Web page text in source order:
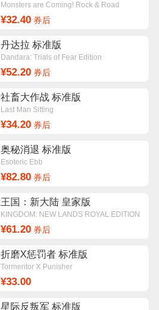
Monsters are Coming! Rock & Road
¥32.40券后
丹达拉 标准版
Dandara: Trials of Fear Edition
¥52.20券后
社畜大作战 标准版
Last Man Sitting
¥34.20券后
奥秘消退 标准版
Esoteric Ebb
¥82.80券后
王国：新大陆 皇家版
KINGDOM: NEW LANDS ROYAL EDITION
¥61.20券后
折磨X惩罚者 标准版
Tormentor X Punisher
¥33.00
星际反叛军 标准版